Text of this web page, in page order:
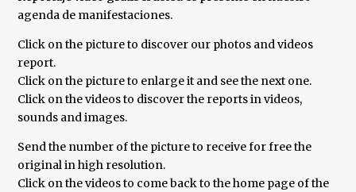
agenda de manifestaciones.
Click on the picture to discover our photos and videos
report.
Click on the picture to enlarge it and see the next one.
Click on the videos to discover the reports in videos,
sounds and images.
Send the number of the picture to receive for free the
original in high resolution.
Click on the videos to come back to the home page of the